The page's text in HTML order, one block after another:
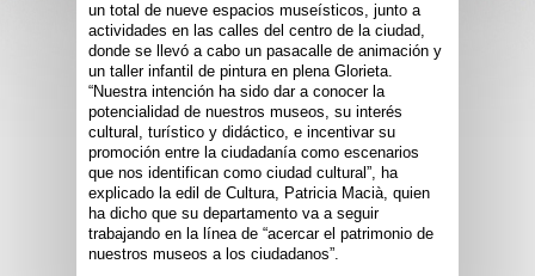
un total de nueve espacios museísticos, junto a
actividades en las calles del centro de la ciudad,
donde se llevó a cabo un pasacalle de animación y
un taller infantil de pintura en plena Glorieta.
“Nuestra intención ha sido dar a conocer la
potencialidad de nuestros museos, su interés
cultural, turístico y didáctico, e incentivar su
promoción entre la ciudadanía como escenarios
que nos identifican como ciudad cultural”, ha
explicado la edil de Cultura, Patricia Macià, quien
ha dicho que su departamento va a seguir
trabajando en la línea de “acercar el patrimonio de
nuestros museos a los ciudadanos”.